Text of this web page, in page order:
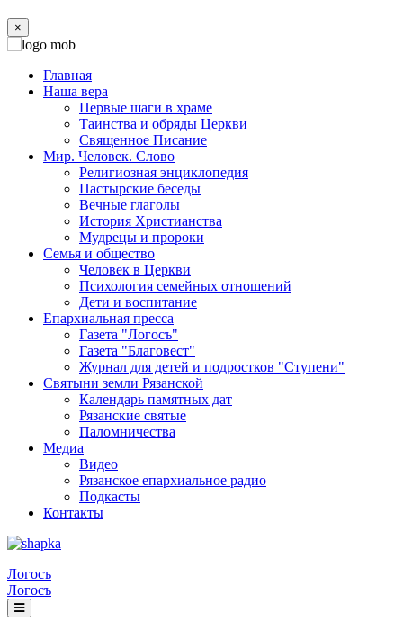
×
Главная
Наша вера
Первые шаги в храме
Таинства и обряды Церкви
Священное Писание
Мир. Человек. Слово
Религиозная энциклопедия
Пастырские беседы
Вечные глаголы
История Христианства
Мудрецы и пророки
Семья и общество
Человек в Церкви
Психология семейных отношений
Дети и воспитание
Епархиальная пресса
Газета "Логосъ"
Газета "Благовест"
Журнал для детей и подростков "Ступени"
Святыни земли Рязанской
Календарь памятных дат
Рязанские святые
Паломничества
Медиа
Видео
Рязанское епархиальное радио
Подкасты
Контакты
Логосъ
Логосъ